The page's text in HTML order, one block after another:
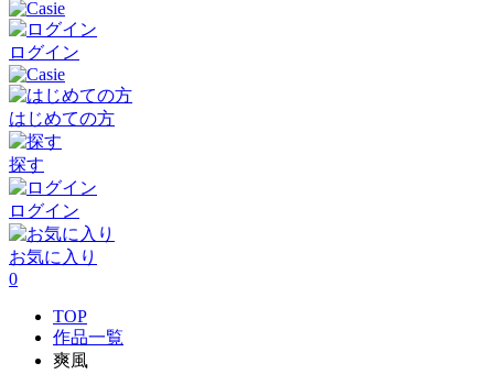
ログイン
はじめての方
探す
ログイン
お気に入り
0
TOP
作品一覧
爽風